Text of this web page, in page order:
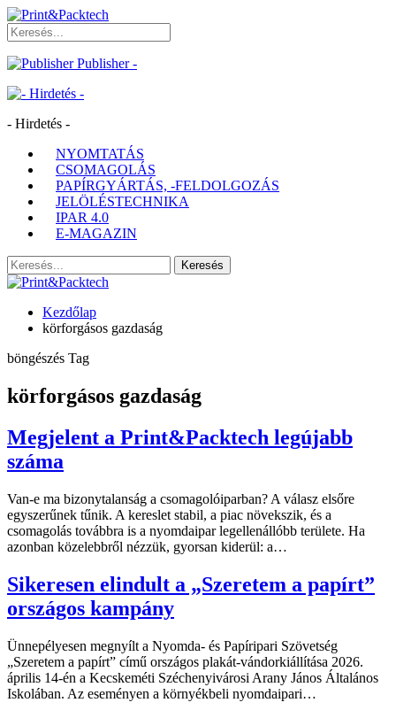
Publisher -
- Hirdetés -
NYOMTATÁS
CSOMAGOLÁS
PAPÍRGYÁRTÁS, -FELDOLGOZÁS
JELÖLÉSTECHNIKA
IPAR 4.0
E-MAGAZIN
Kezdőlap
körforgásos gazdaság
böngészés Tag
körforgásos gazdaság
Megjelent a Print&Packtech legújabb
száma
Van-e ma bizonytalanság a csomagolóiparban? A válasz elsőre
egyszerűnek tűnik. A kereslet stabil, a piac növekszik, és a
csomagolás továbbra is a nyomdaipar legellenállóbb területe. Ha
azonban közelebbről nézzük, gyorsan kiderül: a…
Sikeresen elindult a „Szeretem a papírt”
országos kampány
Ünnepélyesen megnyílt a Nyomda- és Papíripari Szövetség
„Szeretem a papírt” című országos plakát-vándorkiállítása 2026.
április 14-én a Kecskeméti Széchenyivárosi Arany János Általános
Iskolában. Az eseményen a környékbeli nyomdaipari…